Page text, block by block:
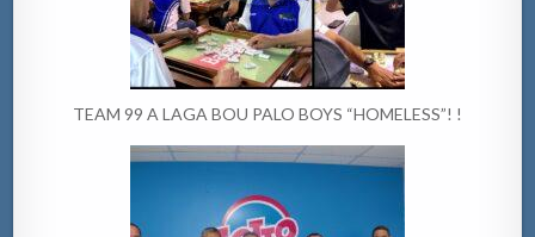
TEAM 99 A LAGA BOU PALO BOYS “HOMELESS”! !